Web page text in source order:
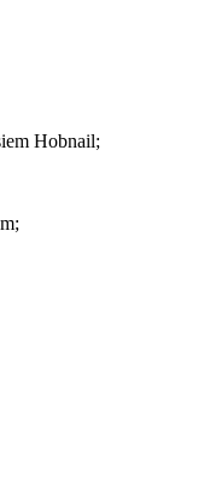
Hobnail;